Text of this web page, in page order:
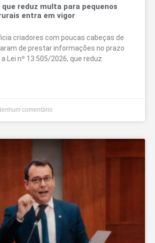
que reduz multa para pequenos
entra em vigor
criadores com poucas cabeças de
de prestar informações no prazo
Lei nº 13.505/2026, que reduz
comentário